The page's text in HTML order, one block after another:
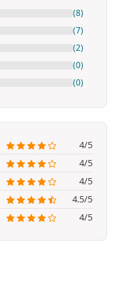
(8)
(7)
(2)
(0)
(0)
4/5
4/5
4/5
4.5/5
4/5